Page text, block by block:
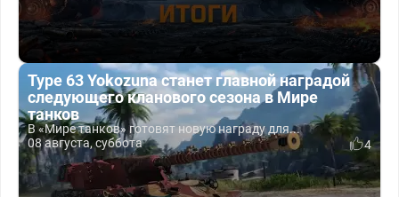
Type 63 Yokozuna станет главной наградой
следующего кланового сезона в Мире
танков
В «Мире танков» готовят новую награду для...
08 августа, суббота
4